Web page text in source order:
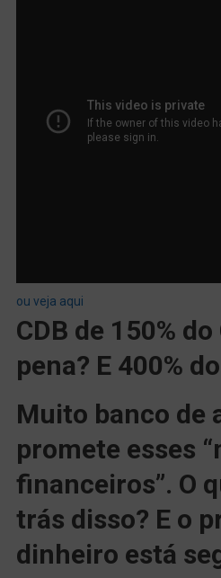
ou veja aqui
CDB de 150% do
pena? E 400%
Muito banco de
promete esses
financeiros”. O
trás disso? E o
dinheiro está